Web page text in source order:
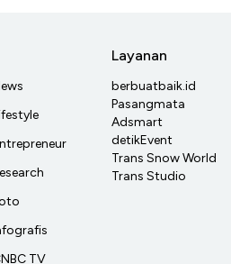
TV
Layanan
berbuatbaik.id
Pasangmata
Adsmart
detikEvent
Trans Snow World
Trans Studio